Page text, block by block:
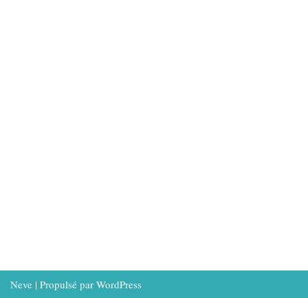
Neve | Propulsé par WordPress